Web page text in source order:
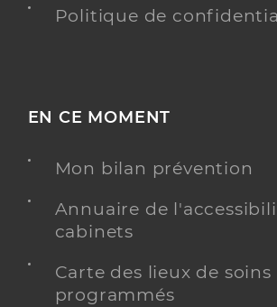
Politique de
EN CE MOMENT
Mon bilan prévention
Annuaire de
cabinets
Carte des lieux de soins
programmés